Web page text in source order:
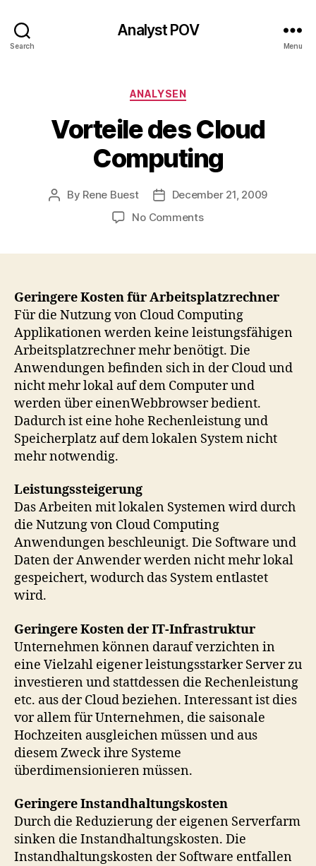
Search
Analyst POV
Menu
Categories
ANALYSEN
Vorteile des Cloud
Computing
Post
By Rene Buest
PostDecember 21, 2009
No Commentson
Geringere Kosten für Arbeitsplatzrechner
Für die Nutzung von Cloud Computing
Applikationen werden keine leistungsfähigen
Arbeitsplatzrechner mehr benötigt. Die
Anwendungen befinden sich in der Cloud und
nicht mehr lokal auf dem Computer und
werden über einenWebbrowser bedient.
Dadurch ist eine hohe Rechenleistung und
Speicherplatz auf dem lokalen System nicht
mehr notwendig.
Leistungssteigerung
Das Arbeiten mit lokalen Systemen wird durch
die Nutzung von Cloud Computing
Anwendungen beschleunigt. Die Software und
Daten der Anwender werden nicht mehr lokal
gespeichert, wodurch das System entlastet
wird.
Geringere Kosten der IT-Infrastruktur
Unternehmen können darauf verzichten in
eine Vielzahl eigener leistungsstarker Server zu
investieren und stattdessen die Rechenleistung
etc. aus der Cloud beziehen. Interessant ist dies
vor allem für Unternehmen, die saisonale
Hochzeiten ausgleichen müssen und aus
diesem Zweck ihre Systeme
überdimensionieren müssen.
Geringere Instandhaltungskosten
Durch die Reduzierung der eigenen Serverfarm
sinken die Instandhaltungskosten. Die
Instandhaltungskosten der Software entfallen